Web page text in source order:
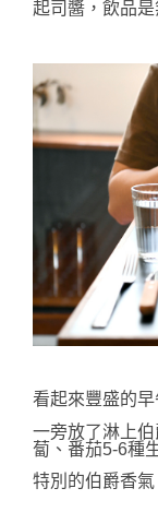
起司醬，飲品是
看起來豐盛的
一旁放了淋上
蔔、 番茄5-6種
特別的伯爵香氣